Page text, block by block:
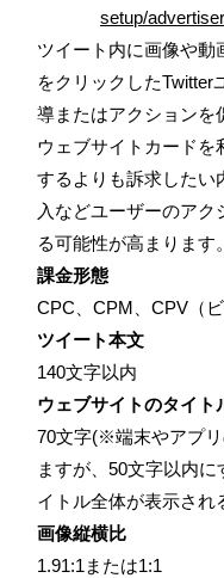
setup/
ツイート内に画像や動
をクリックしたTwitter
導またはアクションを
ウェブサイトカードを
するよりも訴求したい
入などユーザーのア
る可能性が高まります。
課金形態
CPC、CPM、CPV（
ツイート本文
140文字以内
ウェブサイトのタイト
70文字(※端末やアプ
ますが、50文字以内
イトル全体が表示され
画像縦横比
1.91:1または1:1